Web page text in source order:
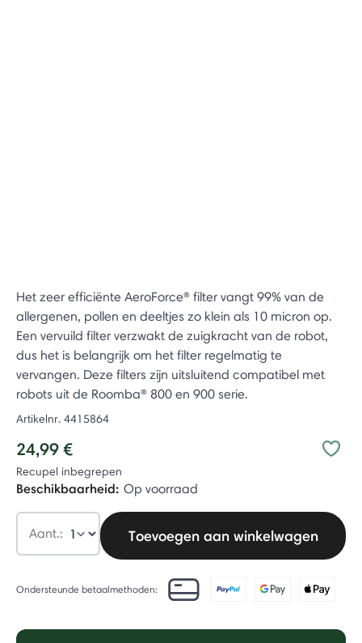
Het zeer efficiënte AeroForce® filter vangt 99% van de
allergenen, pollen en deeltjes zo klein als 10 micron op.
Een vervuild filter verzwakt de zuigkracht van de robot,
dus het is belangrijk om het filter regelmatig te
vervangen. Deze filters zijn uitsluitend compatibel met
robots uit de Roomba® 800 en 900 serie.
Artikelnr. 4415864
24,99 €
Recupel inbegrepen
Beschikbaarheid: Op voorraad
Aant.: Toevoegen aan winkelwagen
Ondersteunde betaalmethoden: